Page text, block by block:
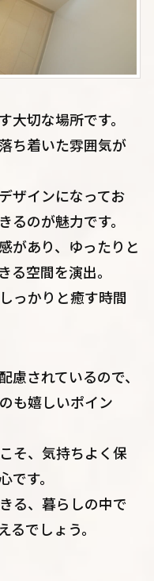
大切な場所です。
ち着いた雰囲気が
ザインになってお
るのが魅力です。
があり、ゆったりと
る空間を演出。
っかりと癒す時間
慮されているので、
も嬉しいポイン
そ、気持ちよく保
す。
る、暮らしの中で
でしょう。